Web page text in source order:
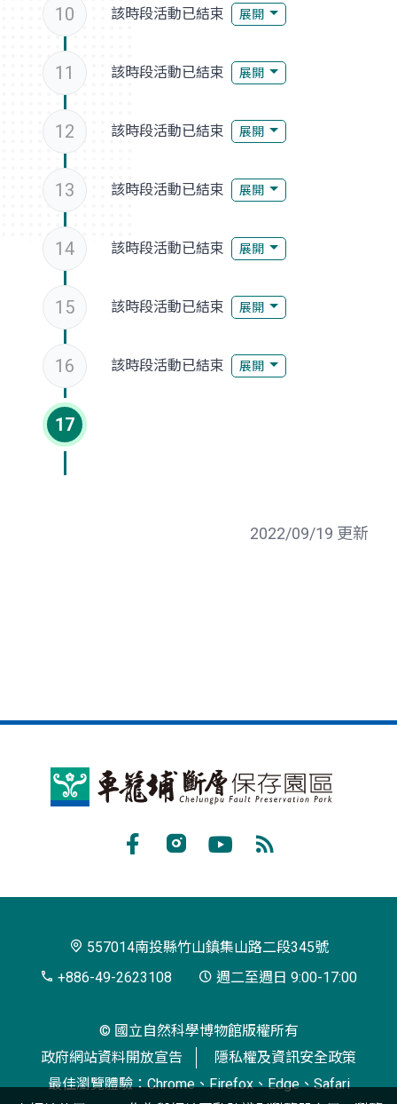
10 該時段活動已結束 展開
11 該時段活動已結束 展開
12 該時段活動已結束 展開
13 該時段活動已結束 展開
14 該時段活動已結束 展開
15 該時段活動已結束 展開
16 該時段活動已結束 展開
17
2022/09/19 更新
車
存
閱
557014南投縣竹山鎮集山路二段345號
+886-49-2623108
週二至週日 9:00-17:00
© 國立自然科學博物館版權所有
政府網站資料開放宣告
隱私權及資訊安全政策
最佳瀏覽體驗：Chrome、Firefox、Edge、Safari